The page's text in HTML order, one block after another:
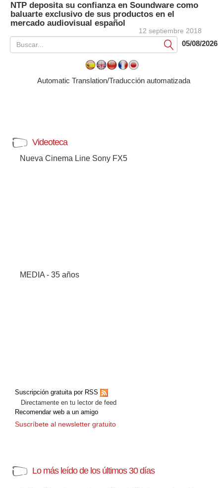
NTP deposita su confianza en Soundware como
baluarte exclusivo de sus productos en el
mercado audiovisual español
12 septiembre 2018
Submit05/08/2026
Automatic Translation/Traducción automatizada
Videoteca
Nueva Cinema Line Sony FX5
MEDIA - 35 años
Suscripción gratuita por RSS
Directamente en tu lector de feed
Recomendar web a un amigo
Suscríbete al newsletter gratuito
Lo más leído de los últimos 30 días